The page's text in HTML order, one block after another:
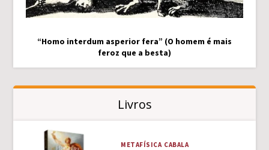
“Homo interdum asperior fera” (O homem é mais
feroz que a besta)
Livros
METAFÍSICA CABALA